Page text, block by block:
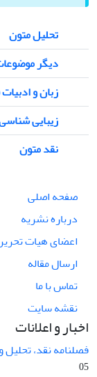
تحلیل متون
دیگر
زبان و
زیبایی
نقد متون
صفحه اصلی
درباره نشریه
اعضای هیات
ارسال مقاله
تماس با ما
نقشه سایت
اخبار و اعلانات
فصلنامه نقد،
05